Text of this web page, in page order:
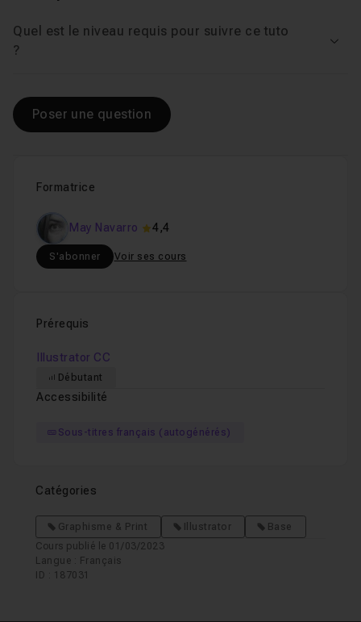
Formatrice
May Navarro 4,4
S'abonner Voir ses cours
Prérequis
Illustrator CC
Débutant
Accessibilité
Sous-titres français (autogénérés)
Catégories
Graphisme & Print Illustrator
Base
Cours publié le 01/03/2023
Langue : Français
ID : 187031
Quel est le niveau requis pour suivre ce tuto
?
Poser une question